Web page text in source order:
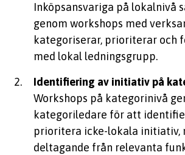
Inköpsansvariga på lokalnivå
genom workshops med
kategoriserar, prioriterar och
med lokal ledningsgrupp.
Identifiering av initiativ på
Workshops på kategorinivå
kategoriledare för att
prioritera icke-lokala initiativ,
deltagande från relevanta